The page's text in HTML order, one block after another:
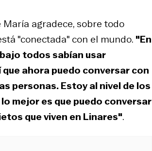
María agradece, sobre todo
"conectada" con el mundo. "En
todos sabían usar
ahora puedo conversar con
personas. Estoy al nivel de los
mejor es que puedo conversar
que viven en Linares".